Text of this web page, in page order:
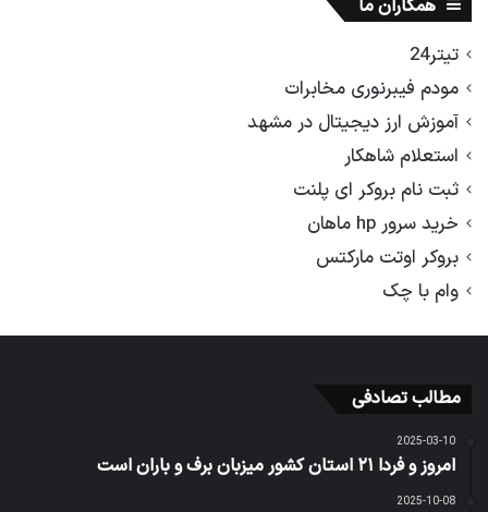
همکاران ما
تیتر24
مودم فیبرنوری مخابرات
آموزش ارز دیجیتال در مشهد
استعلام شاهکار
ثبت نام بروکر ای پلنت
خرید سرور hp ماهان
بروکر اوتت مارکتس
وام با چک
مطالب تصادفی
2025-03-10
امروز و فردا ۲۱ استان کشور میزبان برف و باران است
2025-10-08